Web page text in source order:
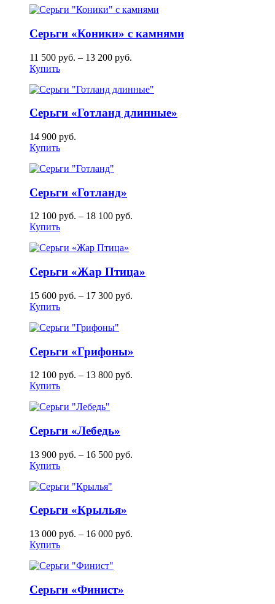
Серьги «Коники» с камнями
11 500 руб. – 13 200 руб.
Купить
Серьги «Готланд длинные»
14 900 руб.
Купить
Серьги «Готланд»
12 100 руб. – 18 100 руб.
Купить
Серьги «Жар Птица»
15 600 руб. – 17 300 руб.
Купить
Серьги «Грифоны»
12 100 руб. – 13 800 руб.
Купить
Серьги «Лебедь»
13 900 руб. – 16 500 руб.
Купить
Серьги «Крылья»
13 000 руб. – 16 000 руб.
Купить
Серьги «Финист»